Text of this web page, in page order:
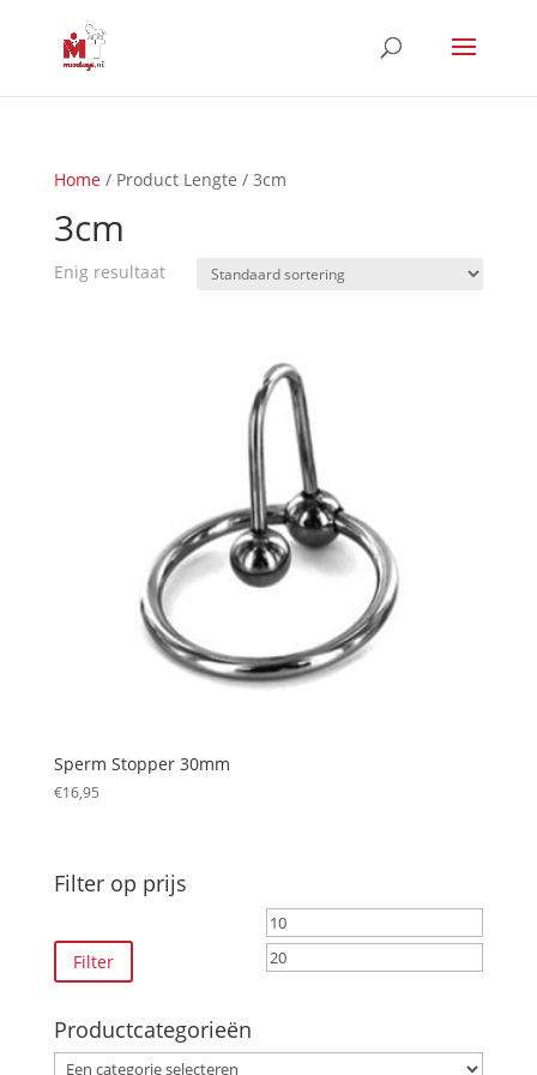
Home/ Product Lengte / 3cm
3cm
Enig resultaat
Sperm Stopper 30mm
€16,95
Filter op prijs
Min.
prijs
Filter
Productcategorieën